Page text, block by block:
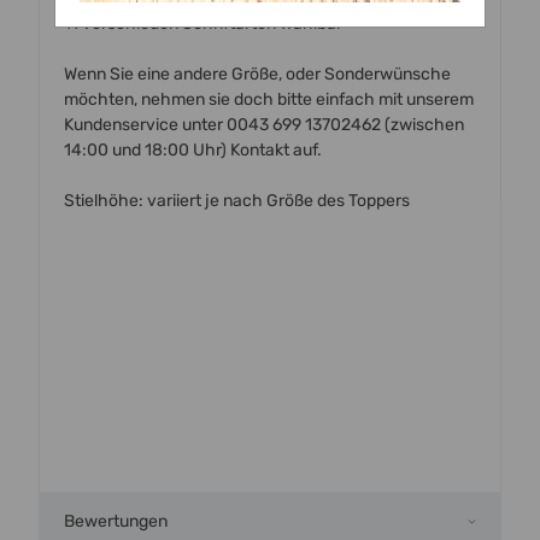
11 verschieden Schriftarten wählbar
Wenn Sie eine andere Größe, oder Sonderwünsche
möchten, nehmen sie doch bitte einfach mit unserem
Kundenservice unter 0043 699 13702462 (zwischen
14:00 und 18:00 Uhr) Kontakt auf.
Stielhöhe: variiert je nach Größe des Toppers
Bewertungen